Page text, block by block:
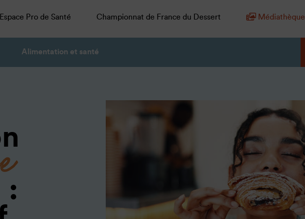
Espace Pro de Santé Championnat de France du Dessert Médiathèque
Alimentation et santé
: